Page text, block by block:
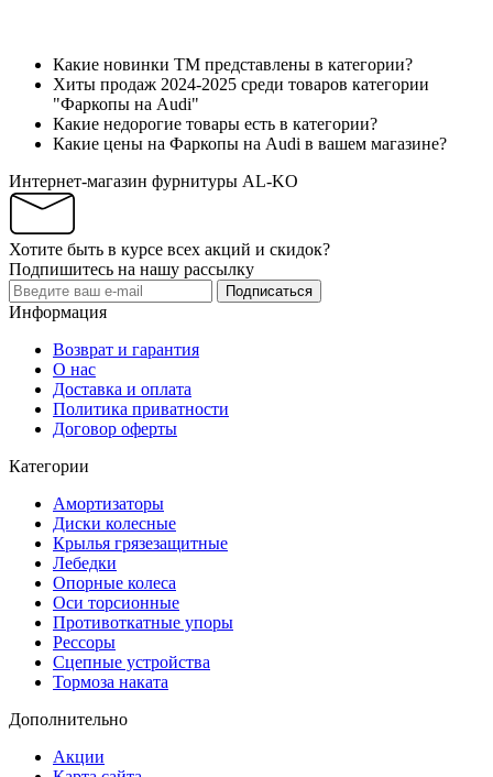
Какие новинки ТМ представлены в категории?
Хиты продаж 2024-2025 среди товаров категории
"Фаркопы на Audi"
Какие недорогие товары есть в категории?
Какие цены на Фаркопы на Audi в вашем магазине?
Интернет-магазин фурнитуры AL-KO
Хотите быть в курсе всех акций и скидок?
Подпишитесь на нашу рассылку
Подписаться
Информация
Возврат и гарантия
О нас
Доставка и оплата
Политика приватности
Договор оферты
Категории
Амортизаторы
Диски колесные
Крылья грязезащитные
Лебедки
Опорные колеса
Оси торсионные
Противоткатные упоры
Рессоры
Сцепные устройства
Тормоза наката
Дополнительно
Акции